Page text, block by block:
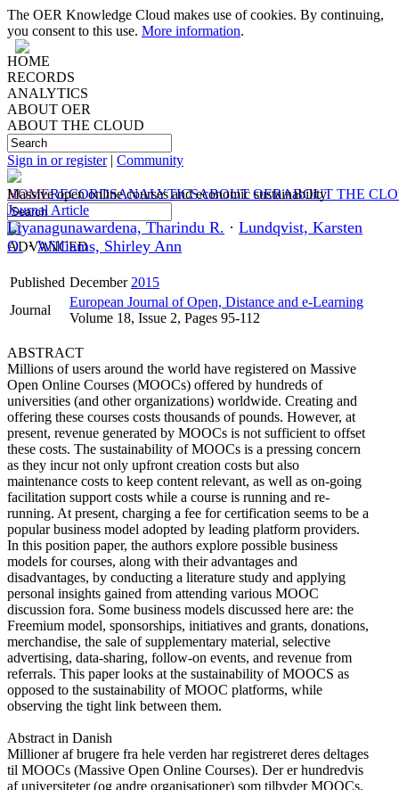
The OER Knowledge Cloud makes use of cookies. By continuing,
you consent to this use. More information.
HOME
RECORDS
ANALYTICS
ABOUT OER
ABOUT THE CLOUD
Sign in or register| Community
HOMERECORDSANALYTICSABOUT OERABOUT THE
ADVANCED
Massive open online courses and economic sustainability
Journal Article
Liyanagunawardena, Tharindu R. · Lundqvist, Karsten
O.·Williams, Shirley Ann
Published December 2015
Journal
European Journal of Open, Distance and e-Learning
Volume 18, Issue 2, Pages 95-112
ABSTRACT
Millions of users around the world have registered on Massive
Open Online Courses (MOOCs) offered by hundreds of
universities (and other organizations) worldwide. Creating and
offering these courses costs thousands of pounds. However, at
present, revenue generated by MOOCs is not sufficient to offset
these costs. The sustainability of MOOCs is a pressing concern
as they incur not only upfront creation costs but also
maintenance costs to keep content relevant, as well as on-going
facilitation support costs while a course is running and re-
running. At present, charging a fee for certification seems to be a
popular business model adopted by leading platform providers.
In this position paper, the authors explore possible business
models for courses, along with their advantages and
disadvantages, by conducting a literature study and applying
personal insights gained from attending various MOOC
discussion fora. Some business models discussed here are: the
Freemium model, sponsorships, initiatives and grants, donations,
merchandise, the sale of supplementary material, selective
advertising, data-sharing, follow-on events, and revenue from
referrals. This paper looks at the sustainability of MOOCS as
opposed to the sustainability of MOOC platforms, while
observing the tight link between them.
Abstract in Danish
Millioner af brugere fra hele verden har registreret deres deltages
til MOOCs (Massive Open Online Courses). Der er hundredvis
af universiteter (og andre organisationer) som tilbyder MOOCs.